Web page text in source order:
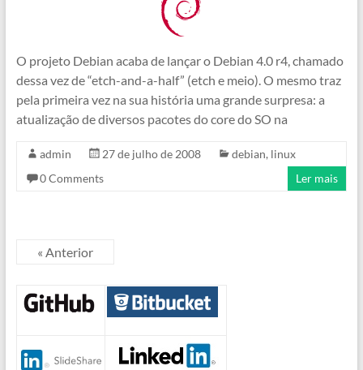
O projeto Debian acaba de lançar o Debian 4.0 r4, chamado
dessa vez de “etch-and-a-half” (etch e meio). O mesmo traz
pela primeira vez na sua história uma grande surpresa: a
atualização de diversos pacotes do core do SO na
admin 27 de julho de 2008 debian, linux
0 Comments
Ler mais
« Anterior